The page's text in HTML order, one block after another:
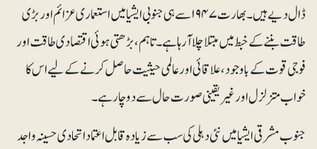
ڈال دیے ہیں۔ بھارت ۱۹۴۷ سے ہی جنوبی ایشیا میں استعماری عزائم اور بڑی
طاقت بننے کے خبط میں مبتلا چلا آرہا ہے۔ تاہم، بڑھتی ہوئی اقتصادی طاقت اور
فوجی قوت کے باوجود،علاقائی او ر عالمی حیثیت حاصل کرنے کے لیے اس کا
خواب متزلزل اور غیر یقینی صورت حال سے دوچار ہے۔
جنوب مشرقی ایشیا میں نئی دہلی کی سب سے زیادہ قابل اعتماد اتحادی حسینہ واجد